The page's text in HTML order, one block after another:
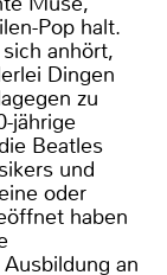
Pop halt.
anhört,
Dingen
zu
jährige
Beatles
und
oder
haben
an